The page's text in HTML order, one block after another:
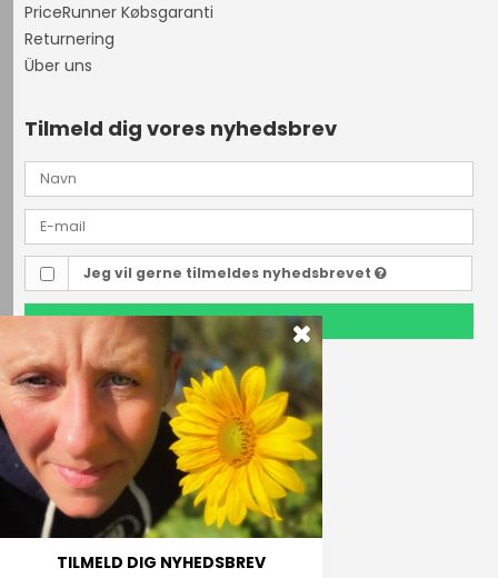
PriceRunner Købsgaranti
Returnering
Über uns
Tilmeld dig vores nyhedsbrev
Jeg vil gerne tilmeldes nyhedsbrevet
TILMELD
Outdoor i Centrum
Perlegade 44
6400 Sønderborg, Danmark
Telefonnr.
(+45) 74 43 53 55
E-mail
TILMELD DIG NYHEDSBREV